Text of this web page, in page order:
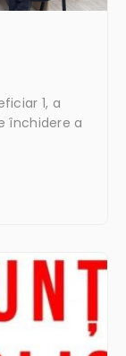
1, a
închidere a